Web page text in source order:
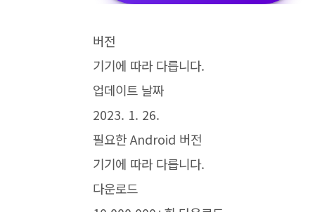
버전
기기에 따라 다릅니다.
업데이트 날짜
2023. 1. 26.
필요한 Android 버전
기기에 따라 다릅니다.
다운로드